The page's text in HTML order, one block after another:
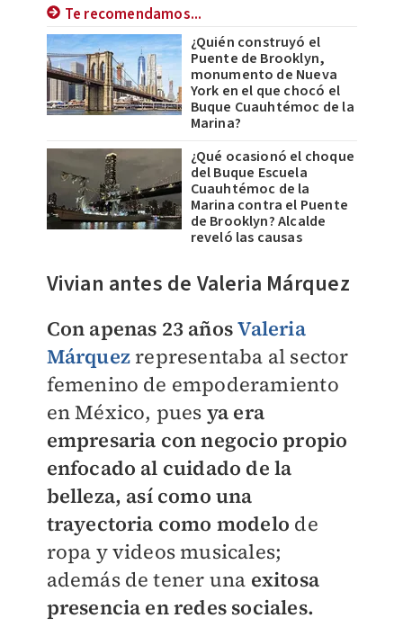
Te recomendamos...
¿Quién construyó el
Puente de Brooklyn,
monumento de Nueva
York en el que chocó el
Buque Cuauhtémoc de la
Marina?
¿Qué ocasionó el choque
del Buque Escuela
Cuauhtémoc de la
Marina contra el Puente
de Brooklyn? Alcalde
reveló las causas
Vivian antes de Valeria Márquez
Con apenas 23 añosValeria
Márquezrepresentaba al sector
femenino de empoderamiento
en México, pues ya era
empresaria con negocio propio
enfocado al cuidado de la
belleza, así como una
trayectoria como modelo de
ropa y videos musicales;
además de tener una exitosa
presencia en redes sociales.